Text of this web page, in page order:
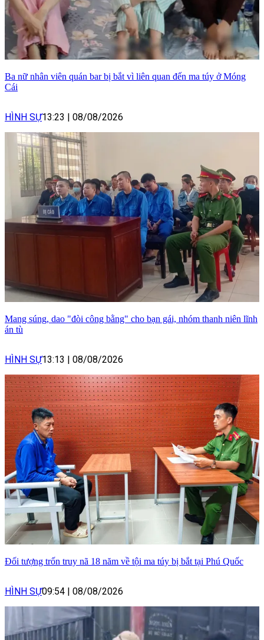
Ba nữ nhân viên quán bar bị bắt vì liên quan đến ma túy ở Móng
Cái
HÌNH SỰ13:23 08/08/2026
Mang súng, dao "đòi công bằng" cho bạn gái, nhóm thanh niên lĩnh
án tù
HÌNH SỰ13:13 08/08/2026
Đối tượng trốn truy nã 18 năm về tội ma túy bị bắt tại Phú Quốc
HÌNH SỰ09:54 08/08/2026